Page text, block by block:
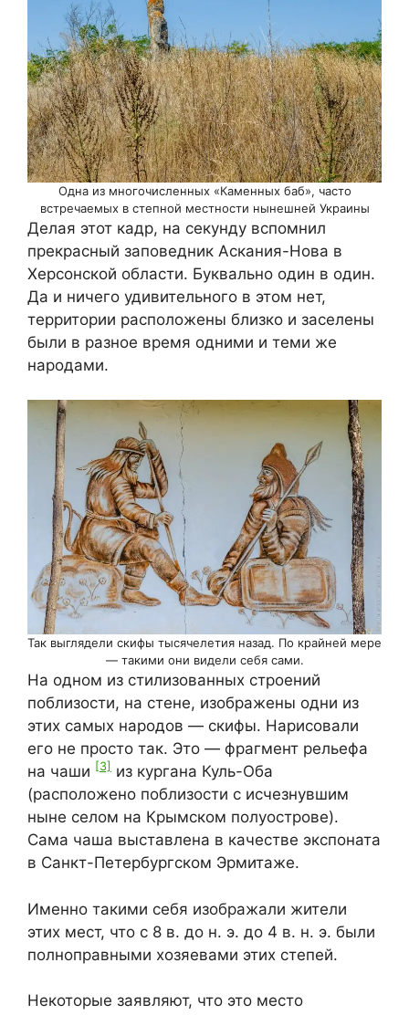
Одна из многочисленных «Каменных баб», часто
встречаемых в степной местности нынешней Украины
Делая этот кадр, на секунду вспомнил
прекрасный заповедник Аскания-Нова в
Херсонской области. Буквально один в один.
Да и ничего удивительного в этом нет,
территории расположены близко и заселены
были в разное время одними и теми же
народами.
Так выглядели скифы тысячелетия назад. По крайней мере
— такими они видели себя сами.
На одном из стилизованных строений
поблизости, на стене, изображены одни из
этих самых народов — скифы. Нарисовали
его не просто так. Это — фрагмент рельефа
на чаши [3] из кургана Куль-Оба
(расположено поблизости с исчезнувшим
ныне селом на Крымском полуострове).
Сама чаша выставлена в качестве экспоната
в Санкт-Петербургском Эрмитаже.
Именно такими себя изображали жители
этих мест, что с 8 в. до н. э. до 4 в. н. э. были
полноправными хозяевами этих степей.
Некоторые заявляют, что это место